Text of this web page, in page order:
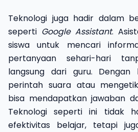
Teknologi juga hadir dalam
seperti Google Assistant.
siswa untuk mencari
pertanyaan sehari-hari
langsung dari guru. Dengan
perintah suara atau
bisa mendapatkan jawaban
Teknologi seperti ini tidak
efektivitas belajar, tetapi